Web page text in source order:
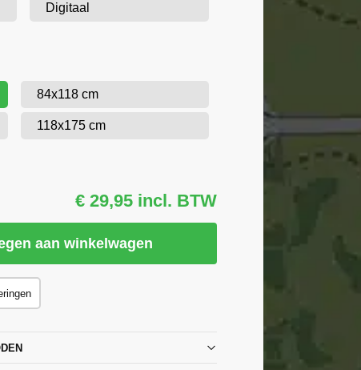
Digitaal
84x118 cm
118x175 cm
€ 29,95 incl. BTW
aan winkelwagen